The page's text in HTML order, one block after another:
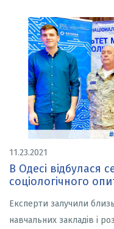
11.23.2021
В Одесі відбулася
соціологічного
Експерти залучили
навчальних закладів і